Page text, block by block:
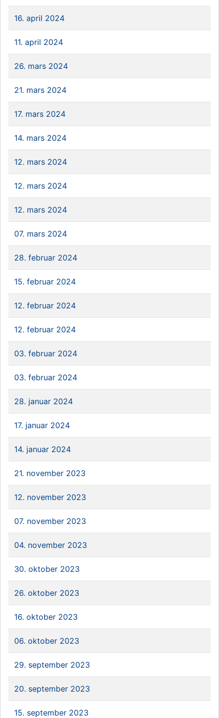
16. april 2024
11. april 2024
26. mars 2024
21. mars 2024
17. mars 2024
14. mars 2024
12. mars 2024
12. mars 2024
12. mars 2024
07. mars 2024
28. februar 2024
15. februar 2024
12. februar 2024
12. februar 2024
03. februar 2024
03. februar 2024
28. januar 2024
17. januar 2024
14. januar 2024
21. november 2023
12. november 2023
07. november 2023
04. november 2023
30. oktober 2023
26. oktober 2023
16. oktober 2023
06. oktober 2023
29. september 2023
20. september 2023
15. september 2023